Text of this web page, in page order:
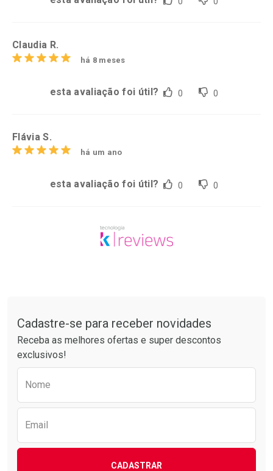
Claudia R.
há 8 meses
esta avaliação foi útil? 0 0
Flávia S.
há um ano
esta avaliação foi útil? 0 0
Cadastre-se para receber novidades
Receba as melhores ofertas e super descontos
exclusivos!
Nome
Email
CADASTRAR